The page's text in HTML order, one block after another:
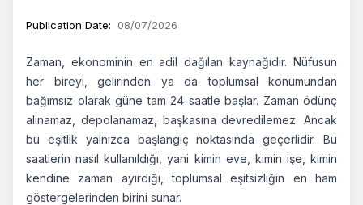
Publication Date: 08/07/2026
Zaman, ekonominin en adil dağılan kaynağıdır. Nüfusun
her bireyi, gelirinden ya da toplumsal konumundan
bağımsız olarak güne tam 24 saatle başlar. Zaman ödünç
alınamaz, depolanamaz, başkasına devredilemez. Ancak
bu eşitlik yalnızca başlangıç noktasında geçerlidir. Bu
saatlerin nasıl kullanıldığı, yani kimin eve, kimin işe, kimin
kendine zaman ayırdığı, toplumsal eşitsizliğin en ham
göstergelerinden birini sunar.